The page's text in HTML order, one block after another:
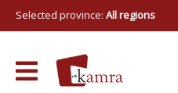
Selected province: All regions